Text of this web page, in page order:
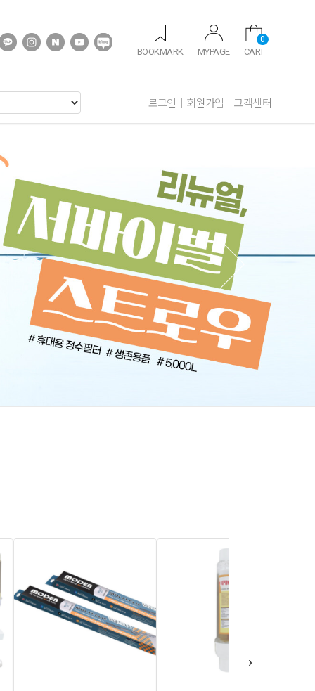
BOOKMARK MYPAGE CART
0
로그인 회원가입 고객센터
›